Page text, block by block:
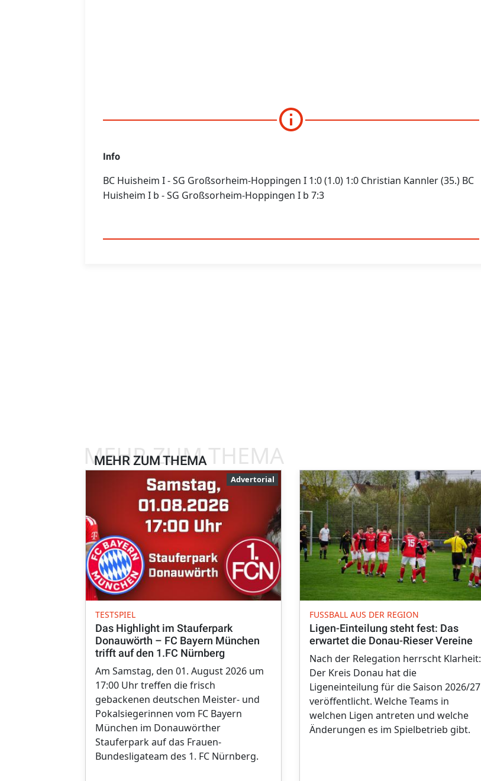
Info
BC Huisheim I - SG Großsorheim-Hoppingen I 1:0 (1.0) 1:0 Christian Kannler (35.) BC
Huisheim I b - SG Großsorheim-Hoppingen I b 7:3
MEHR ZUM THEMA
MEHR ZUM THEMA
Advertorial
TESTSPIEL
Das Highlight im Stauferpark
Donauwörth – FC Bayern München
trifft auf den 1.FC Nürnberg
Am Samstag, den 01. August 2026 um
17:00 Uhr treffen die frisch
gebackenen deutschen Meister- und
Pokalsiegerinnen vom FC Bayern
München im Donauwörther
Stauferpark auf das Frauen-
Bundesligateam des 1. FC Nürnberg.
FUSSBALL AUS DER REGION
Ligen-Einteilung steht fest: Das
erwartet die Donau-Rieser Vereine
Nach der Relegation herrscht Klarheit:
Der Kreis Donau hat die
Ligeneinteilung für die Saison 2026/27
veröffentlicht. Welche Teams in
welchen Ligen antreten und welche
Änderungen es im Spielbetrieb gibt.